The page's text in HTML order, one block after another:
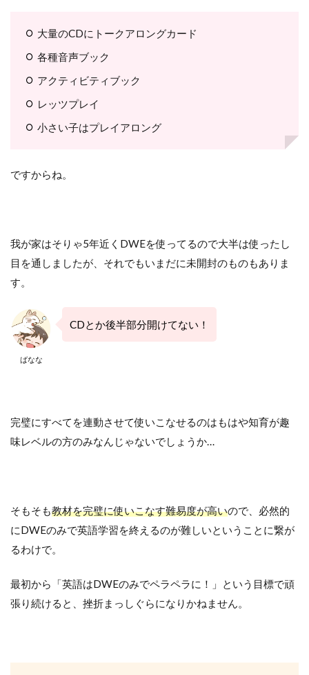
大量のCDにトークアロングカード
各種音声ブック
アクティビティブック
レッツプレイ
小さい子はプレイアロング
ですからね。
我が家はそりゃ5年近くDWEを使ってるので大半は使ったし
目を通しましたが、それでもいまだに未開封のものもありま
す。
ばなな
CDとか後半部分開けてない！
完璧にすべてを連動させて使いこなせるのはもはや知育が趣
味レベルの方のみなんじゃないでしょうか…
そもそも教材を完璧に使いこなす難易度が高いので、必然的
にDWEのみで英語学習を終えるのが難しいということに繋が
るわけで。
最初から「英語はDWEのみでペラペラに！」という目標で頑
張り続けると、挫折まっしぐらになりかねません。